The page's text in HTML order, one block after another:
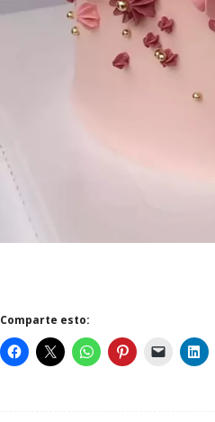
Comparte esto: